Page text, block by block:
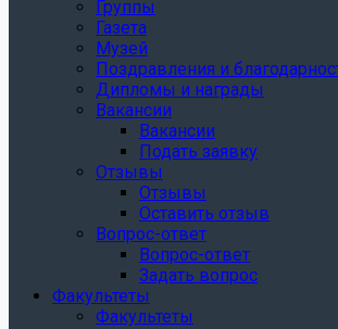
Группы
Газета
Музей
Поздравления и
Дипломы и награды
Вакансии
Вакансии
Подать заявку
Отзывы
Отзывы
Оставить отзыв
Вопрос-ответ
Вопрос-ответ
Задать вопрос
Факультеты
Факультеты